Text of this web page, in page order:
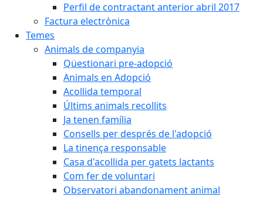
Perfil de contractant anterior abril 2017
Factura electrònica
Temes
Animals de companyia
Qüestionari pre-adopció
Animals en Adopció
Acollida temporal
Últims animals recollits
Ja tenen família
Consells per després de l'adopció
La tinença responsable
Casa d'acollida per gatets lactants
Com fer de voluntari
Observatori abandonament animal